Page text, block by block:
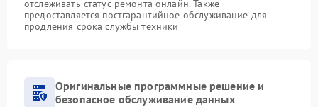
отслеживать статус ремонта онлайн. Также
предоставляется постгарантийное обслуживание для
продления срока службы техники
Оригинальные программные решение и
безопасное обслуживание данных